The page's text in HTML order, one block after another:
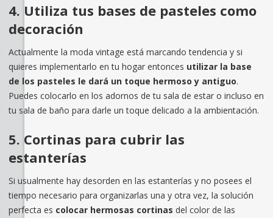
4. Utiliza tus bases de pasteles como
decoración
Actualmente la moda vintage está marcando tendencia y si
quieres implementarlo en tu hogar entonces utilizar la base
de los pasteles le dará un toque hermoso y antiguo.
Puedes colocarlo en los adornos de tu sala de estar o incluso en
tu sala de baño para darle un toque delicado a la ambientación.
5. Cortinas para cubrir las
estanterías
Si usualmente hay desorden en las estanterías y no posees el
tiempo necesario para organizarlas una y otra vez, la solución
perfecta es colocar hermosas cortinas del color de las